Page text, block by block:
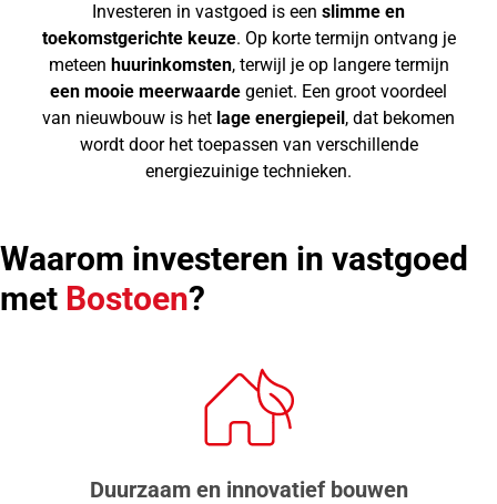
Investeren in vastgoed is een slimme en
toekomstgerichte keuze. Op korte termijn ontvang je
meteen huurinkomsten, terwijl je op langere termijn
een mooie meerwaarde geniet. Een groot voordeel
van nieuwbouw is het lage energiepeil, dat bekomen
wordt door het toepassen van verschillende
energiezuinige technieken.
Waarom investeren in vastgoed
met Bostoen?
Duurzaam en innovatief bouwen